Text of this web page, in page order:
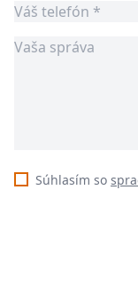
Súhlasím so